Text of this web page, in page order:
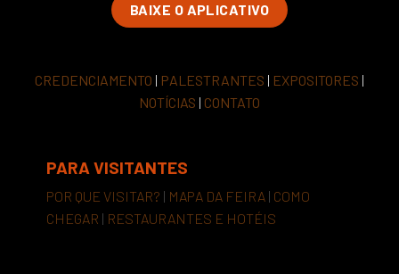
BAIXE O APLICATIVO
CREDENCIAMENTO | PALESTRANTES | EXPOSITORES |
NOTÍCIAS | CONTATO
PARA VISITANTES
POR QUE VISITAR? | MAPA DA FEIRA | COMO
CHEGAR | RESTAURANTES E HOTÉIS